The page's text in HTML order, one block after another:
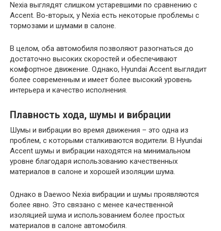
Nexia выглядят слишком устаревшими по сравнению с
Accent. Во-вторых, у Nexia есть некоторые проблемы с
тормозами и шумами в салоне.
В целом, оба автомобиля позволяют разогнаться до
достаточно высоких скоростей и обеспечивают
комфортное движение. Однако, Hyundai Accent выглядит
более современным и имеет более высокий уровень
интерьера и качество исполнения.
Плавность хода, шумы и вибрации
Шумы и вибрации во время движения – это одна из
проблем, с которыми сталкиваются водители. В Hyundai
Accent шумы и вибрации находятся на минимальном
уровне благодаря использованию качественных
материалов в салоне и хорошей изоляции шума.
Однако в Daewoo Nexia вибрации и шумы проявляются
более явно. Это связано с менее качественной
изоляцией шума и использованием более простых
материалов в салоне автомобиля.